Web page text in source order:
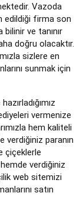
Vazoda
edildiği firma son
ve tanınır
doğru olacaktır.
sizlere en
sunmak için
vermenize
hem kaliteli
verdiğiniz paranın
çiçeklerle
hemde verdiğiniz
web sitemizi
satın